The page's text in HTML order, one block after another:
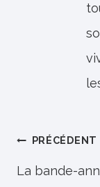
de
PRÉCÉDENT
La bande-